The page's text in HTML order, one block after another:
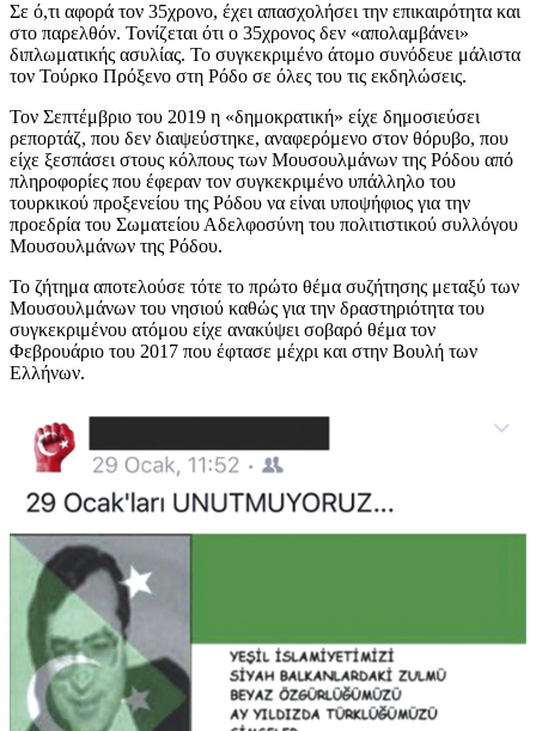
Σε ό,τι αφορά τον 35χρονο, έχει απασχολήσει την επικαιρότητα και
στο παρελθόν. Τονίζεται ότι ο 35χρονος δεν «απολαμβάνει»
διπλωματικής ασυλίας. Το συγκεκριμένο άτομο συνόδευε μάλιστα
τον Τούρκο Πρόξενο στη Ρόδο σε όλες του τις εκδηλώσεις.
Τον Σεπτέμβριο του 2019 η «δημοκρατική» είχε δημοσιεύσει
ρεπορτάζ, που δεν διαψεύστηκε, αναφερόμενο στον θόρυβο, που
είχε ξεσπάσει στους κόλπους των Μουσουλμάνων της Ρόδου από
πληροφορίες που έφεραν τον συγκεκριμένο υπάλληλο του
τουρκικού προξενείου της Ρόδου να είναι υποψήφιος για την
προεδρία του Σωματείου Αδελφοσύνη του πολιτιστικού συλλόγου
Μουσουλμάνων της Ρόδου.
Το ζήτημα αποτελούσε τότε το πρώτο θέμα συζήτησης μεταξύ των
Μουσουλμάνων του νησιού καθώς για την δραστηριότητα του
συγκεκριμένου ατόμου είχε ανακύψει σοβαρό θέμα τον
Φεβρουάριο του 2017 που έφτασε μέχρι και στην Βουλή των
Ελλήνων.